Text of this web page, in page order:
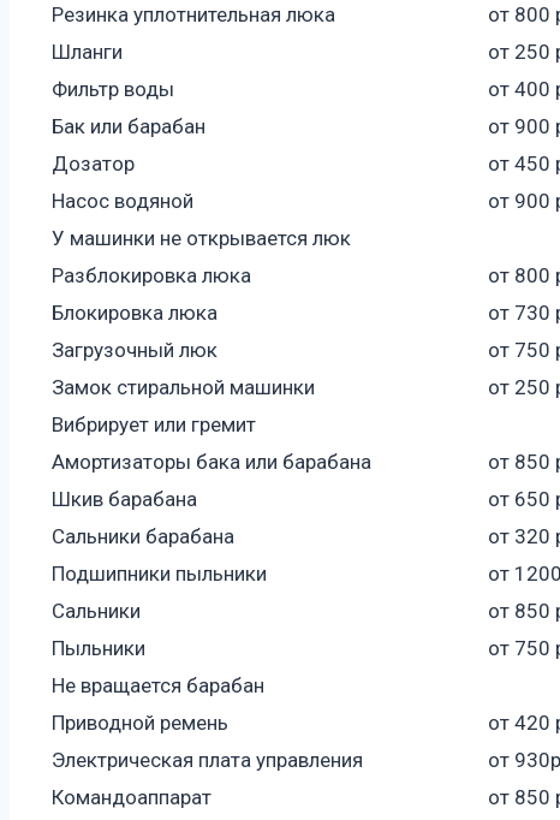
Резинка уплотнительная люка
от 800
Шланги
от 250
Фильтр воды
от 400
Бак или барабан
от 900
Дозатор
от 450
Насос водяной
от 900
У машинки не открывается люк
Разблокировка люка
от 800
Блокировка люка
от 730
Загрузочный люк
от 750
Замок стиральной машинки
от 250
Вибрирует или гремит
Амортизаторы бака или барабана
от 850
Шкив барабана
от 650
Сальники барабана
от 320
Подшипники пыльники
от
Сальники
от 850
Пыльники
от 750
Не вращается барабан
Приводной ремень
от 420
Электрическая плата управления
от
Командоаппарат
от 850